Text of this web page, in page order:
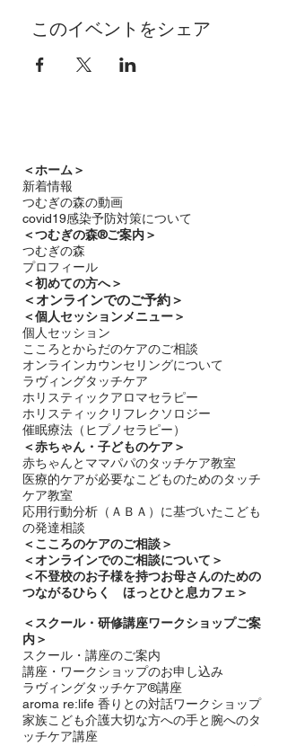
このイベントをシェア
＜ホーム＞
新着情報
つむぎの森の動画
covid19感染予防対策について
＜つむぎの森®ご案内＞
つむぎの森
プロフィール
＜初めての方へ＞
＜​オンラインでのご予約＞
＜個人セッションメニュー＞
個人セッション
こころとからだのケアのご相談
オンラインカウンセリングについて
ラヴィングタッチケア
ホリスティックアロマセラピー
ホリスティックリフレクソロジー​
催眠療法（ヒプノセラピー）
＜赤ちゃん・子どものケア＞
​赤ちゃんとママパパのタッチケア教室
医療的ケアが必要なこどものためのタッチ
ケア教室
応用行動分析（ＡＢＡ）に基づいたこども
の発達相談
＜ こころのケアのご相談＞
＜オンラインでのご相談について＞
＜不登校のお子様を持つお母さんのための
つながるひらく ほっとひと息カフェ＞
＜ スクール・研修講座ワークショップご案
内＞
スクール・講座のご案内
講座・ワークショップのお申し込み
ラヴィングタッチケア®講座
aroma re:life 香りとの対話ワークショップ
​家族こども介護大切な方への手と腕へのタ
ッチケア講座